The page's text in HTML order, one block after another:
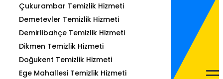
Çukurambar Temizlik Hizmeti
Demetevler Temizlik Hizmeti
Demirlibahçe Temizlik Hizmeti
Dikmen Temizlik Hizmeti
Doğukent Temizlik Hizmeti
Ege Mahallesi Temizlik Hizmeti